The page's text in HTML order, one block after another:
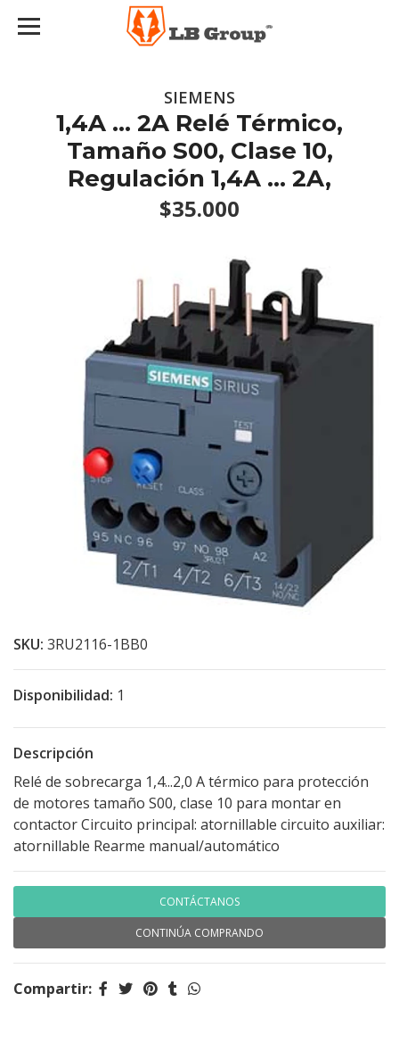
SIEMENS
1,4A ... 2A Relé Térmico,
Tamaño S00, Clase 10,
Regulación 1,4A ... 2A,
$35.000
SKU: 3RU2116-1BB0
Disponibilidad: 1
Descripción
Relé de sobrecarga 1,4...2,0 A térmico para protección
de motores tamaño S00, clase 10 para montar en
contactor Circuito principal: atornillable circuito auxiliar:
atornillable Rearme manual/automático
CONTÁCTANOS
CONTINÚA COMPRANDO
Compartir: